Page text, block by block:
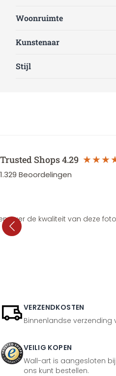
Woonruimte
Kunstenaar
Stijl
Trusted Shops4.29
1.329 Beoordelingen
over de kwaliteit van deze foto
VERZENDKOSTEN
Binnenlandse verzending
VEILIG KOPEN
Wall-art is aangesloten
ons kunt bestellen.